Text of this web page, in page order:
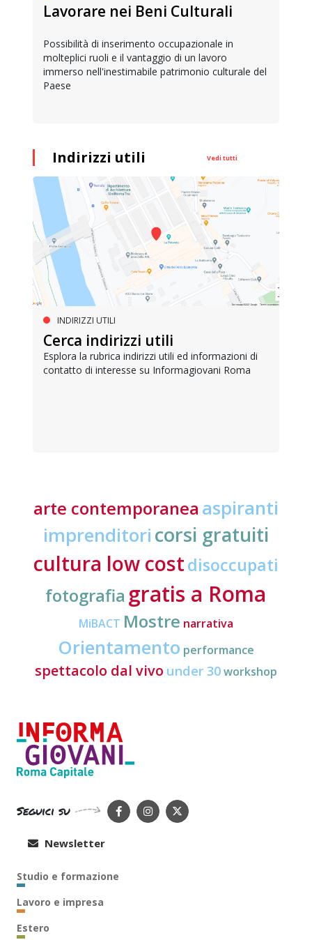
Lavorare nei Beni Culturali
Possibilità di inserimento occupazionale in
molteplici ruoli e il vantaggio di un lavoro
immerso nell'inestimabile patrimonio culturale del
Paese
Indirizzi utili Vedi tutti
INDIRIZZI UTILI
Cerca indirizzi utili
Esplora la rubrica indirizzi utili ed informazioni di
contatto di interesse su Informagiovani Roma
arte contemporanea aspiranti
imprenditori corsi gratuiti
cultura low costdisoccupati
fotografia gratis a Roma
MiBACT Mostre narrativa
Orientamento performance
spettacolo dal vivo under 30workshop
Seguici su
Newsletter
Studio e formazione
Lavoro e impresa
Estero